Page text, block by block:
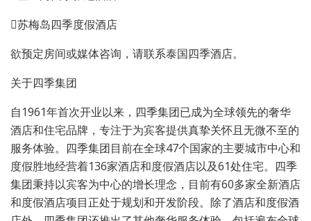
苏梅岛四季度假酒店
欲预定房间或媒体咨询，请联系泰国四季酒店。
关于四季集团
自1961年首次开业以来，四季集团已成为全球领先的奢华
酒店和住宅品牌，专注于为宾客提供真挚关怀且无微不至的
服务体验。四季集团目前在全球47个国家的主要城市中心和
度假胜地经营着136家酒店和度假酒店以及61处住宅。四季
集团秉持以宾客为中心的增长理念，目前有60多家全新酒店
和度假酒店项目正处于规划和开发阶段。除了酒店和度假酒